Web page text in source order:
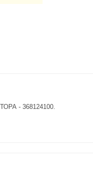
- 368124100.